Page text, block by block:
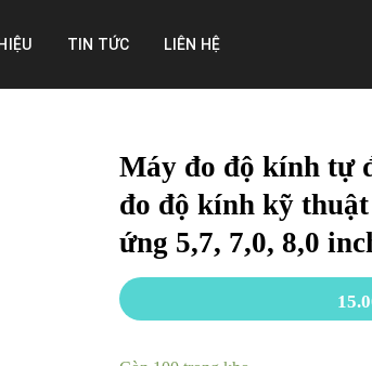
TIN TỨC LIÊN HỆ
Máy đo độ kính tự
đo độ kính kỹ
ứng 5,7, 7,0, 8,0